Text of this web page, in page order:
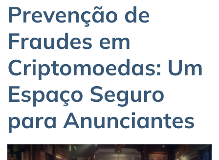
Prevenção de
Fraudes em
Criptomoedas: Um
Espaço Seguro
para Anunciantes